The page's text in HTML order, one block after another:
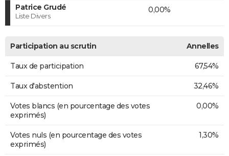
Patrice Grudé
Liste Divers
0,00%
Participation au scrutin Annelles
Taux de participation 67,54%
Taux d'abstention 32,46%
Votes blancs (en pourcentage des votes
exprimés)
0,00%
Votes nuls (en pourcentage des votes
exprimés)
1,30%